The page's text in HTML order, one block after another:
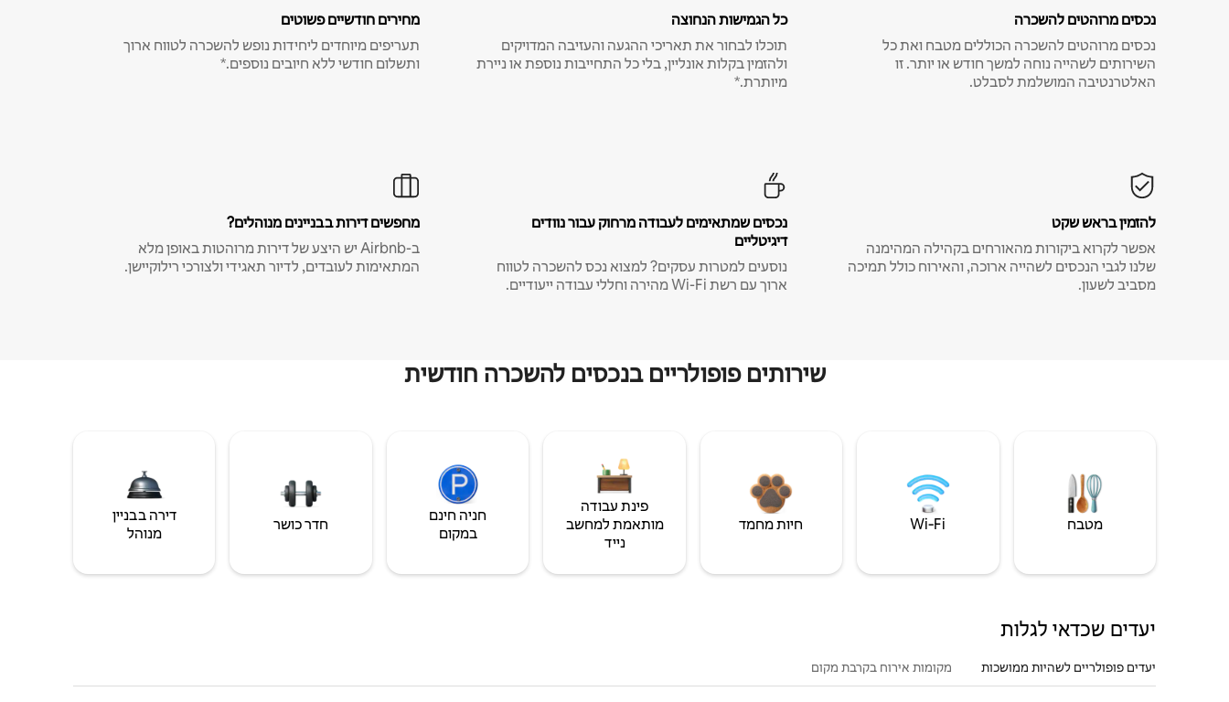
נכסים מרוהטים להשכרה
נכסים מרוהטים להשכרה הכוללים מטבח ואת כל
השירותים לשהייה נוחה למשך חודש או יותר. זו
האלטרנטיבה המושלמת לסבלט.
כל הגמישות הנחוצה
תוכלו לבחור את תאריכי ההגעה והעזיבה המדויקים
ולהזמין בקלות אונליין, בלי כל התחייבות נוספת או ניירת
מיותרת.*
מחירים חודשיים פשוטים
תעריפים מיוחדים ליחידות נופש להשכרה לטווח ארוך
ותשלום חודשי ללא חיובים נוספים.*
להזמין בראש שקט
אפשר לקרוא ביקורות מהאורחים בקהילה המהימנה
שלנו לגבי הנכסים לשהייה ארוכה, והאירוח כולל תמיכה
מסביב לשעון.
נכסים שמתאימים לעבודה מרחוק עבור נוודים
דיגיטליים
נוסעים למטרות עסקים? למצוא נכס להשכרה לטווח
ארוך עם רשת Wi-Fi מהירה וחללי עבודה ייעודיים.
מחפשים דירות בבניינים מנוהלים?
ב-Airbnb יש היצע של דירות מרוהטות באופן מלא
המתאימות לעובדים, לדיור תאגידי ולצורכי רילוקיישן.
שירותים פופולריים בנכסים להשכרה חודשית
מטבח Wi‑Fi חיות מחמד
פינת עבודה
מותאמת למחשב
נייד
חניה חינם
במקום
חדר כושר
דירה בבניין
מנוהל
יעדים שכדאי לגלות
יעדים פופולריים לשהיות ממושכות מקומות אירוח בקרבת מקום